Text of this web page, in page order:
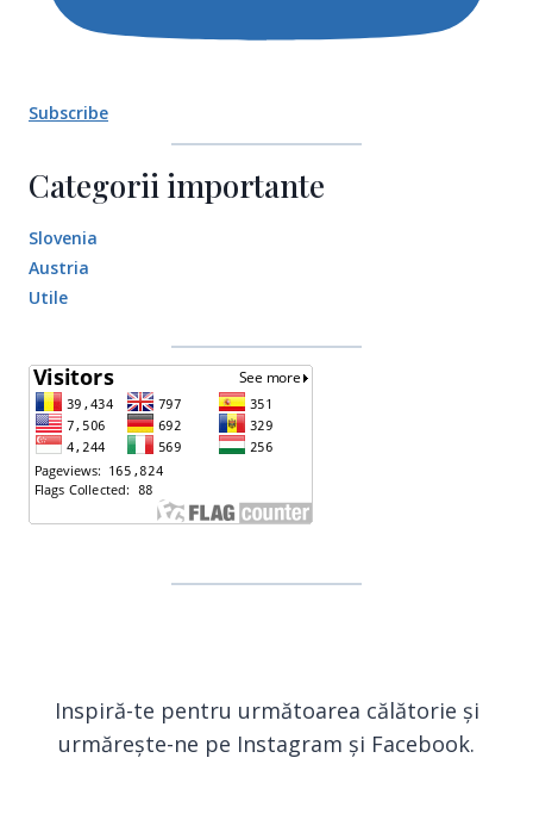
Subscribe
Categorii importante
Slovenia
Austria
Utile
Inspiră-te pentru următoarea călătorie și
urmărește-ne pe Instagram și Facebook.